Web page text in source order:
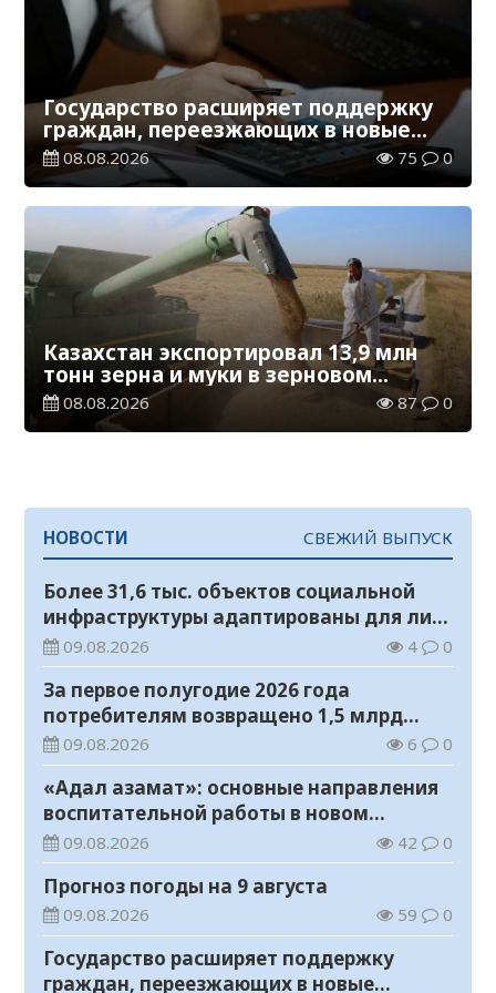
Государство расширяет поддержку
граждан, переезжающих в новые
регионы для работы
08.08.2026 75 0
Казахстан экспортировал 13,9 млн
тонн зерна и муки в зерновом
эквиваленте
08.08.2026 87 0
НОВОСТИ СВЕЖИЙ ВЫПУСК
Более 31,6 тыс. объектов социальной
инфраструктуры адаптированы для лиц
с инвалидностью
09.08.2026 4 0
За первое полугодие 2026 года
потребителям возвращено 1,5 млрд
тенге
09.08.2026 6 0
«Адал азамат»: основные направления
воспитательной работы в новом
учебном году
09.08.2026 42 0
Прогноз погоды на 9 августа
09.08.2026 59 0
Государство расширяет поддержку
граждан, переезжающих в новые